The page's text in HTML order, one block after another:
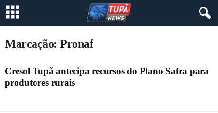
Marcação: Pronaf
Cresol Tupã antecipa recursos do Plano Safra para
produtores rurais